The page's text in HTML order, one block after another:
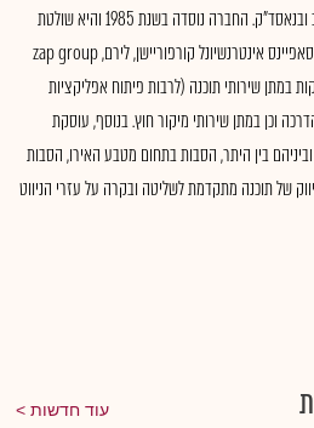
הנסחרת בבורסה לניירות ערך בתל אביב ובנאסד"ק. החברה נוסדה בשנת 1985 והיא שולטת
בחברות מטריקס, מג'יק תעשיות תוכנה, סאפיינס אינטרנשיונל קורפוריישן, לירם, zap group
במתן שירותי תוכנה (לרבות פיתוח אפליקציות
וכן במתן שירותי מיקור חוץ. בנוסף, עוסקת
בין היתר, הסבות בתחום מטבע האירו, הסבות
של תוכנה מתקדמת לשליטה ובקרה על עזרי הניווט
עוד חדשות